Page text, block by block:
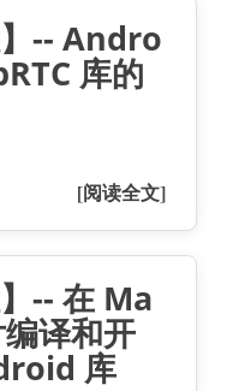
】-- Andro
库的
[阅读全文]
-- 在 Ma
译和开
库